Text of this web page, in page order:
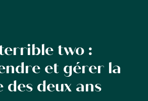
two :
et gérer la
des deux ans